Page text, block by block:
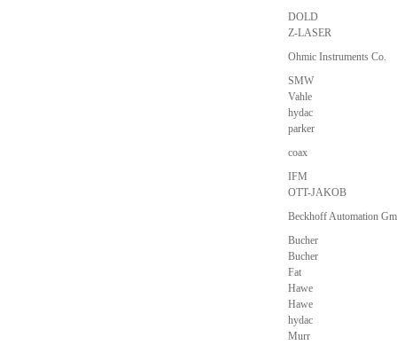
DOLD
Z-LASER
Ohmic Instruments Co.
SMW
Vahle
hydac
parker
coax
IFM
OTT-JAKOB
Beckhoff Automation
Bucher
Bucher
Fat
Hawe
Hawe
hydac
Murr